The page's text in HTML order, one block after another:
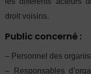
droit voisins.
Public concerné :
– Personnel des
– Responsables